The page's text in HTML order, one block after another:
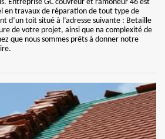
Entreprise GC couvreur et ramoneur 46 est
en travaux de réparation de tout type de
d’un toit situé à l’adresse suivante : Betaille
de votre projet, ainsi que na complexité de
que nous sommes prêts à donner notre